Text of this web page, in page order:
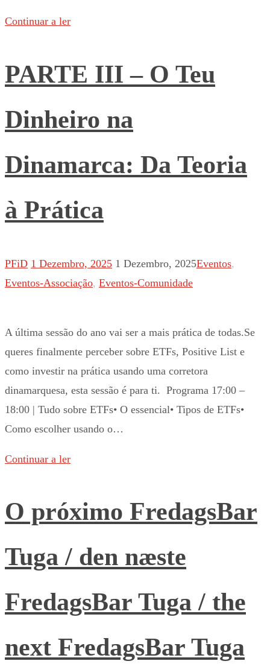
Continuar a ler
PARTE III – O Teu
Dinheiro na
Dinamarca: Da Teoria
à Prática
PFiD 1 Dezembro, 2025 1 Dezembro, 2025Eventos,
Eventos-Associação, Eventos-Comunidade
A última sessão do ano vai ser a mais prática de todas.Se
queres finalmente perceber sobre ETFs, Positive List e
como investir na prática usando uma corretora
dinamarquesa, esta sessão é para ti. Programa 17:00 –
18:00 | Tudo sobre ETFs• O essencial• Tipos de ETFs•
Como escolher usando o…
Continuar a ler
O próximo FredagsBar
Tuga / den næste
FredagsBar Tuga / the
next FredagsBar Tuga